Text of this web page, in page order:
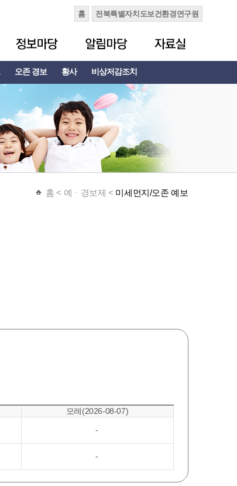
홈 전북특별자치도보건환경연구원
오존 경보 황사 비상저감조치
홈 < 예ㆍ경보제 < 미세먼지/오존 예보
모레(2026-08-07)
-
-